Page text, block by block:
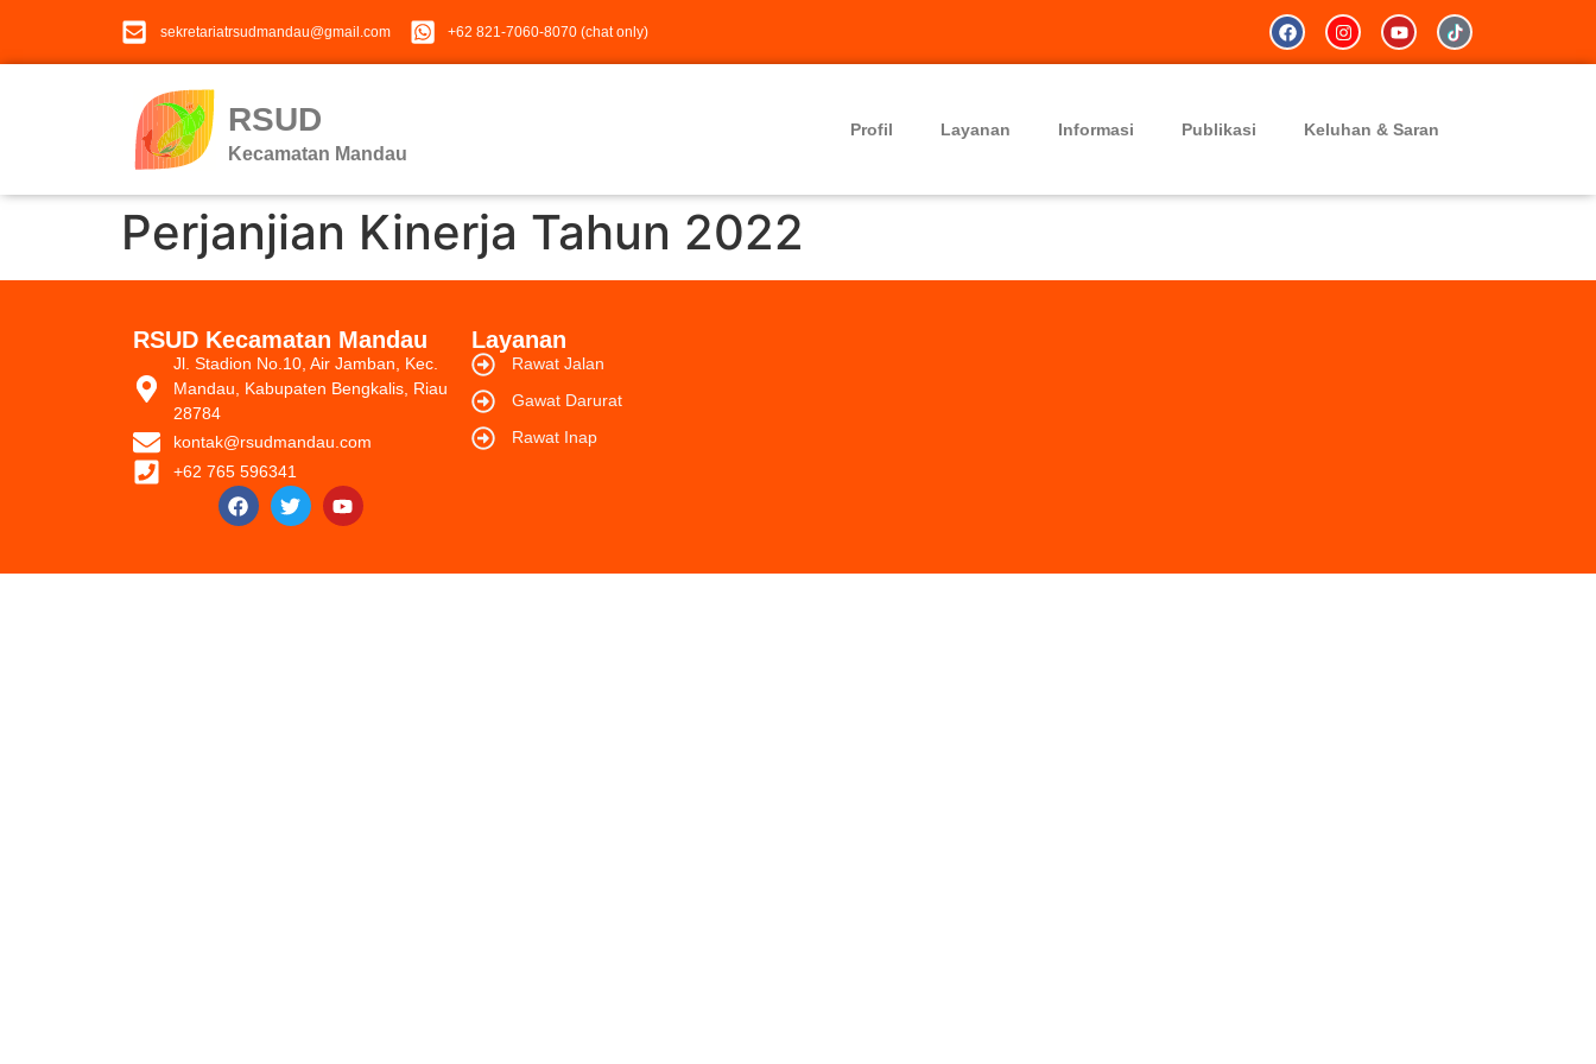
sekretariatrsudmandau@gmail.com +62 821-7060-8070 (chat only)
RSUD
Kecamatan Mandau
Profil Layanan Informasi Publikasi Keluhan & Saran
Perjanjian Kinerja Tahun 2022
RSUD Kecamatan Mandau
Jl. Stadion No.10, Air Jamban, Kec.
Mandau, Kabupaten Bengkalis, Riau
28784
kontak@rsudmandau.com
+62 765 596341
Layanan
Rawat Jalan
Gawat Darurat
Rawat Inap